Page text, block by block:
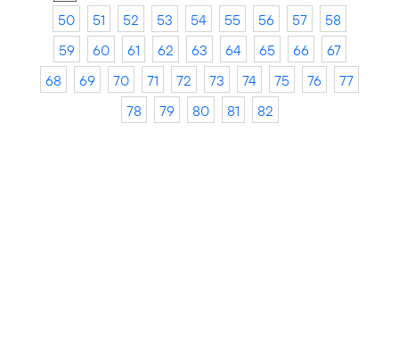
50
51 52 53 54 55 56 57
58
59
60 61 62 63 64 65 66
67
68
69 70 71 72 73 74 75 76
77
78
79 80 81 82